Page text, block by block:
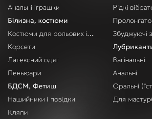
Анальні іграшки
Білизна, костюми
Костюми для рольових ігор
Корсети
Латексний одяг
Пеньюари
БДСМ, Фетиш
Нашийники і повідки
Кляпи
Рідкі
Збуджуючі
Вагінальні
Анальні
Оральні
Для